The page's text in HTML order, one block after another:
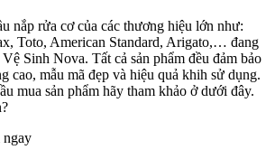
nắp rửa cơ của các thương hiệu lớn như:
Toto, American Standard, Arigato,… đang
Sinh Nova. Tất cả sản phẩm đều đảm bảo
cao, mẫu mã đẹp và hiệu quả khih sử dụng.
mua sản phẩm hãy tham khảo ở dưới đây.
ngay